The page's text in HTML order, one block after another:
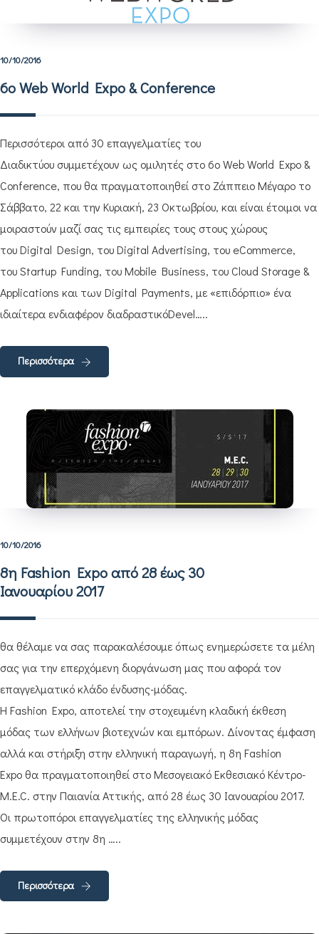
10/10/2016
6ο Web World Expo & Conference
Περισσότεροι από 30 επαγγελματίες του
Διαδικτύου συμμετέχουν ως ομιλητές στο 6ο Web World Expo &
Conference, που θα πραγματοποιηθεί στο Ζάππειο Μέγαρο το
Σάββατο, 22 και την Κυριακή, 23 Οκτωβρίου, και είναι έτοιμοι να
μοιραστούν μαζί σας τις εμπειρίες τους στους χώρους
του Digital Design, του Digital Advertising, του eCommerce,
του Startup Funding, του Mobile Business, του Cloud Storage &
Applications και των Digital Payments, με «επιδόρπιο» ένα
ιδιαίτερα ενδιαφέρον διαδραστικόDevel…..
Περισσότερα
10/10/2016
8η Fashion Expo από 28 έως 30
Ιανουαρίου 2017
θα θέλαμε να σας παρακαλέσουμε όπως ενημερώσετε τα μέλη
σας για την επερχόμενη διοργάνωση μας που αφορά τον
επαγγελματικό κλάδο ένδυσης-μόδας.
Η Fashion Expo, αποτελεί την στοχευμένη κλαδική έκθεση
μόδας των ελλήνων βιοτεχνών και εμπόρων. Δίνοντας έμφαση
αλλά και στήριξη στην ελληνική παραγωγή, η 8η Fashion
Expo θα πραγματοποιηθεί στο Μεσογειακό Εκθεσιακό Κέντρο-
M.E.C. στην Παιανία Αττικής, από 28 έως 30 Ιανουαρίου 2017.
Οι πρωτοπόροι επαγγελματίες της ελληνικής μόδας
συμμετέχουν στην 8η …..
Περισσότερα